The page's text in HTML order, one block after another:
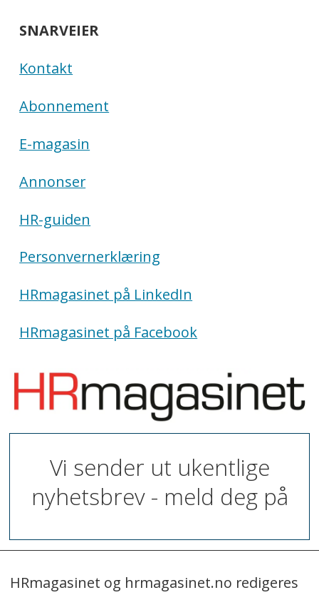
SNARVEIER
Kontakt
Abonnement
E-magasin
Annonser
HR-guiden
Personvernerklæring
HRmagasinet på LinkedIn
HRmagasinet på Facebook
Vi sender ut ukentlige
nyhetsbrev - meld deg på
HRmagasinet og hrmagasinet.no redigeres